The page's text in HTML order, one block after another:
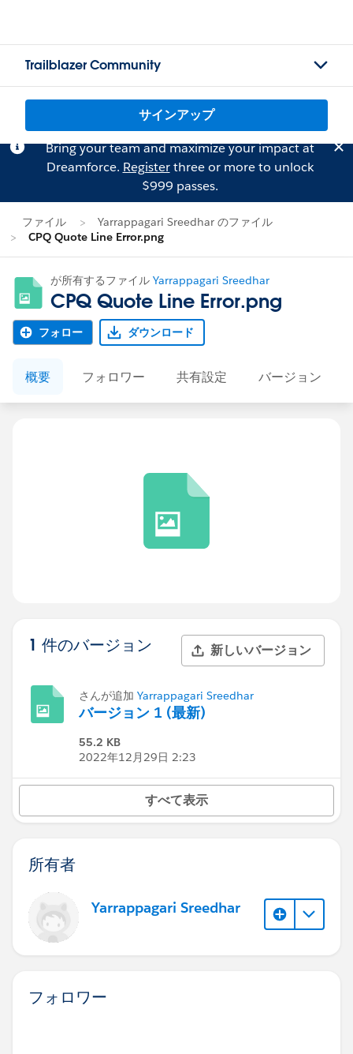
Trailblazer Community
サインアップ
Bring your team and maximize your impact at
Dreamforce. Registerthree or more to unlock
$999 passes.
ファイル
Yarrappagari Sreedhar のファイル
CPQ Quote Line Error.png
が所有するファイル Yarrappagari Sreedhar
CPQ Quote Line Error.png
フォロー ダウンロード
概要 フォロワー 共有設定 バージョン
1 件のバージョン 新しいバージョン
さんが追加 Yarrappagari Sreedhar
バージョン 1 (最新)
55.2 KB
2022年12月29日 2:23
すべて表示
所有者
Yarrappagari Sreedhar
フォロワー